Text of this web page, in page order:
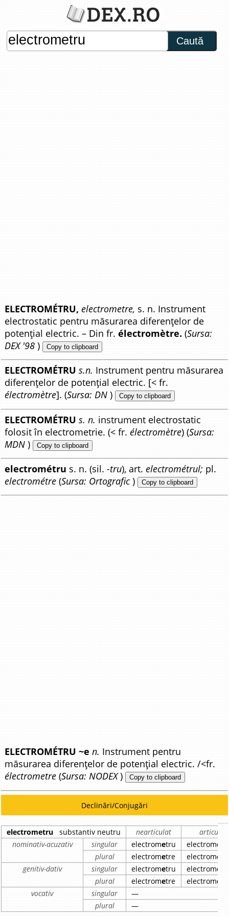
Caută
ELECTROMÉTRU, electrometre, s. n. Instrument
electrostatic pentru măsurarea diferențelor de
potențial electric. – Din fr.électromètre. (Sursa:
DEX '98 ) Copy to clipboard
ELECTROMÉTRU s.n. Instrument pentru măsurarea
diferențelor de potențial electric. [< fr.
électromètre]. (Sursa: DN ) Copy to clipboard
ELECTROMÉTRU s. n. instrument electrostatic
folosit în electrometrie. (< fr.électromètre) (Sursa:
MDN ) Copy to clipboard
electrométru s. n. (sil.-tru), art.electrométrul; pl.
electrométre (Sursa: Ortografic ) Copy to clipboard
ELECTROMÉTRU ~e n. Instrument pentru
măsurarea diferențelor de potențial electric. /<fr.
électrometre (Sursa: NODEX) Copy to clipboard
Declinări/Conjugări
electrometru substantiv neutru nearticulat
articulat
nominativ-acuzativ
singular electrometru electrome
plural
electrometre electrome
genitiv-dativ
singular electrometru electrome
plural
electrometre electrome
vocativ
singular
—
plural
—